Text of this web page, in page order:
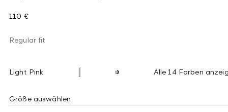
110 €
Regular fit
Light Pink Alle 14 Farben
Größe auswählen